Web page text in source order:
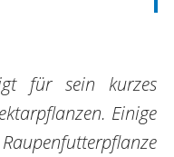
für sein kurzes
Einige